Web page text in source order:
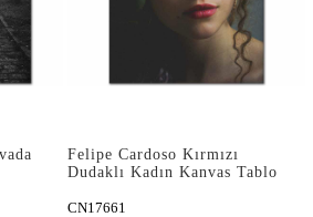
Felipe Cardoso Kırmızı
Dudaklı Kadın Kanvas Tablo
CN17661